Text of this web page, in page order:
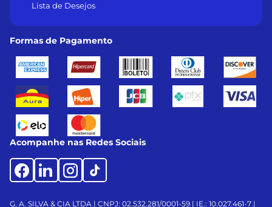
Lista de Desejos
Formas de Pagamento
Acompanhe nas Redes Sociais
G. A. SILVA & CIA LTDA | CNPJ: 02.532.281/0001-59 | IE.: 10.027.461-7 |